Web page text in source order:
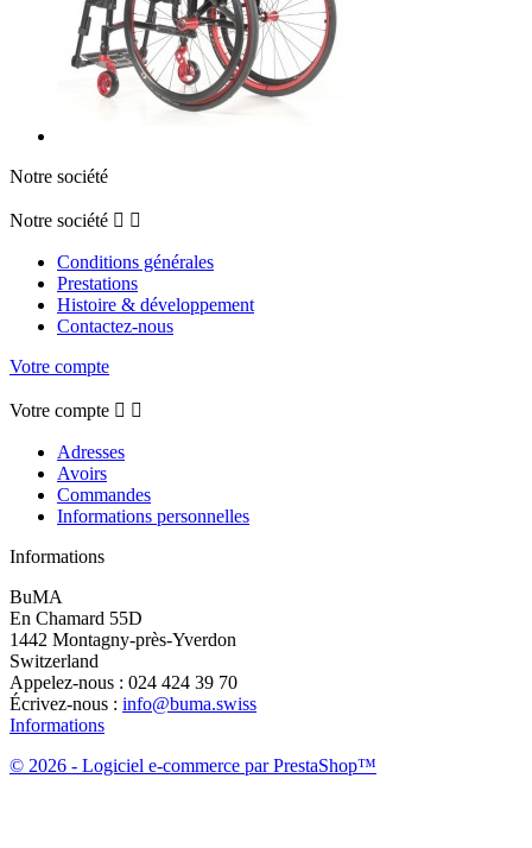
Notre société
Notre société  
Conditions générales
Prestations
Histoire & développement
Contactez-nous
Votre compte
Votre compte  
Adresses
Avoirs
Commandes
Informations personnelles
Informations
BuMA
En Chamard 55D
1442 Montagny-près-Yverdon
Switzerland
Appelez-nous : 024 424 39 70
Écrivez-nous : info@buma.swiss
Informations
© 2026 - Logiciel e-commerce par PrestaShop™